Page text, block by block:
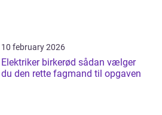
10 february 2026
Elektriker birkerød sådan vælger
du den rette fagmand til opgaven